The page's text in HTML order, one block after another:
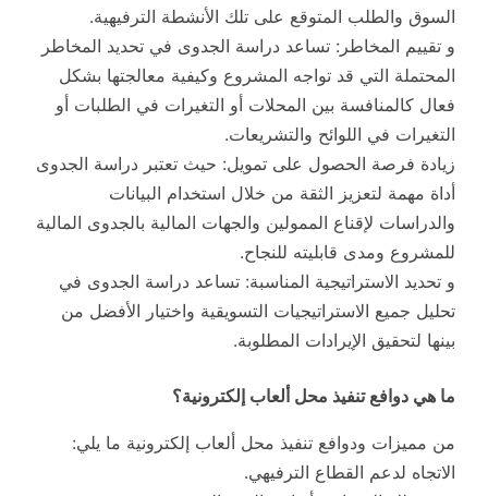
السوق والطلب المتوقع على تلك الأنشطة الترفيهية.
و تقييم المخاطر: تساعد دراسة الجدوى في تحديد المخاطر
المحتملة التي قد تواجه المشروع وكيفية معالجتها بشكل
فعال كالمنافسة بين المحلات أو التغيرات في الطلبات أو
التغيرات في اللوائح والتشريعات.
زيادة فرصة الحصول على تمويل: حيث تعتبر دراسة الجدوى
أداة مهمة لتعزيز الثقة من خلال استخدام البيانات
والدراسات لإقناع الممولين والجهات المالية بالجدوى المالية
للمشروع ومدى قابليته للنجاح.
و تحديد الاستراتيجية المناسبة: تساعد دراسة الجدوى في
تحليل جميع الاستراتيجيات التسويقية واختيار الأفضل من
بينها لتحقيق الإيرادات المطلوبة.
ما هي دوافع تنفيذ محل ألعاب إلكترونية؟
من مميزات ودوافع تنفيذ محل ألعاب إلكترونية ما يلي:
الاتجاه لدعم القطاع الترفيهي.